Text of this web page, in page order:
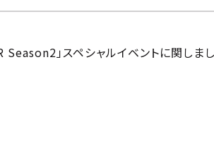
」スペシャルイベントに関しま